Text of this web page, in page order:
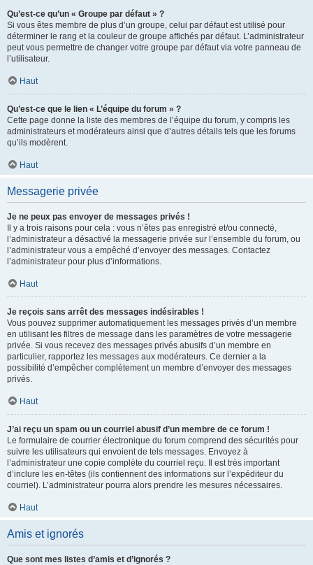
Qu’est-ce qu’un « Groupe par défaut » ?
Si vous êtes membre de plus d’un groupe, celui par défaut est utilisé pour
déterminer le rang et la couleur de groupe affichés par défaut. L’administrateur
peut vous permettre de changer votre groupe par défaut via votre panneau de
l’utilisateur.
Haut
Qu’est-ce que le lien « L’équipe du forum » ?
Cette page donne la liste des membres de l’équipe du forum, y compris les
administrateurs et modérateurs ainsi que d’autres détails tels que les forums
qu’ils modèrent.
Haut
Messagerie privée
Je ne peux pas envoyer de messages privés !
Il y a trois raisons pour cela : vous n’êtes pas enregistré et/ou connecté,
l’administrateur a désactivé la messagerie privée sur l’ensemble du forum, ou
l’administrateur vous a empêché d’envoyer des messages. Contactez
l’administrateur pour plus d’informations.
Haut
Je reçois sans arrêt des messages indésirables !
Vous pouvez supprimer automatiquement les messages privés d’un membre
en utilisant les filtres de message dans les paramètres de votre messagerie
privée. Si vous recevez des messages privés abusifs d’un membre en
particulier, rapportez les messages aux modérateurs. Ce dernier a la
possibilité d’empêcher complètement un membre d’envoyer des messages
privés.
Haut
J’ai reçu un spam ou un courriel abusif d’un membre de ce forum !
Le formulaire de courrier électronique du forum comprend des sécurités pour
suivre les utilisateurs qui envoient de tels messages. Envoyez à
l’administrateur une copie complète du courriel reçu. Il est très important
d’inclure les en-têtes (ils contiennent des informations sur l’expéditeur du
courriel). L’administrateur pourra alors prendre les mesures nécessaires.
Haut
Amis et ignorés
Que sont mes listes d’amis et d’ignorés ?